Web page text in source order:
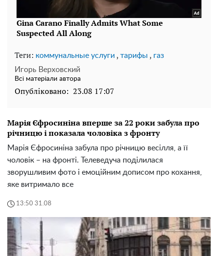
Теги: коммунальные услуги , тарифы , газ
Игорь Верховский
Всі матеріали автора
Опубліковано: 23.08 17:07
Марія Єфросиніна вперше за 22 роки забула про
річницю і показала чоловіка з фронту
Марія Єфросиніна забула про річницю весілля, а її
чоловік – на фронті. Телеведуча поділилася
зворушливим фото і емоційним дописом про кохання,
яке витримало все
13:50 31.08